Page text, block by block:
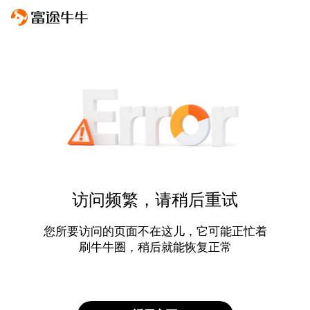
访问频繁，请稍后重试
您所要访问的页面不在这儿，它可能正忙着
刷牛牛圈，稍后就能恢复正常